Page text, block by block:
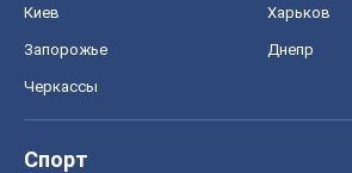
Киев Харьков
Запорожье Днепр
Черкассы
Спорт